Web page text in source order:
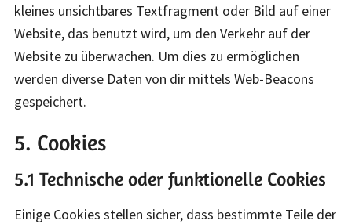
kleines unsichtbares Textfragment oder Bild auf einer
Website, das benutzt wird, um den Verkehr auf der
Website zu überwachen. Um dies zu ermöglichen
werden diverse Daten von dir mittels Web-Beacons
gespeichert.
5. Cookies
5.1 Technische oder funktionelle Cookies
Einige Cookies stellen sicher, dass bestimmte Teile der